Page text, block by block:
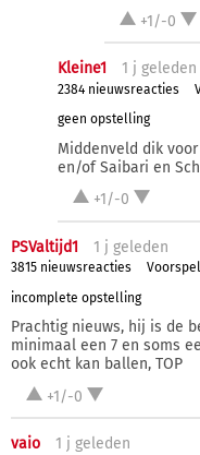
+1/-0
Kleine1 1 j geleden
2384 nieuwsreacties
geen opstelling
Middenveld dik
en/of Saibari en
+1/-0
PSValtijd1 1 j geleden
3815 nieuwsreacties
incomplete opstelling
Prachtig nieuws, hij is de
minimaal een 7 en soms
ook echt kan ballen, TOP
+1/-0
vaio 1 j geleden